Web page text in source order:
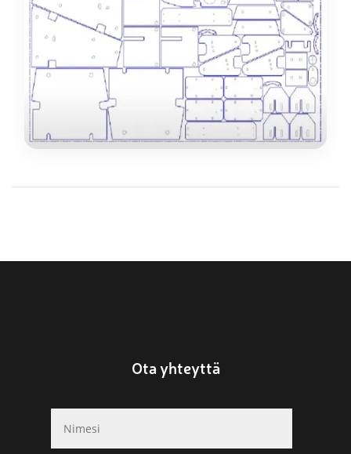
Ota yhteyttä